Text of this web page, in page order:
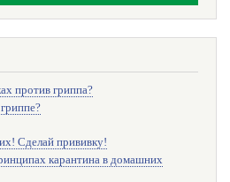
против гриппа?
Сделай прививку!
карантина в домашних